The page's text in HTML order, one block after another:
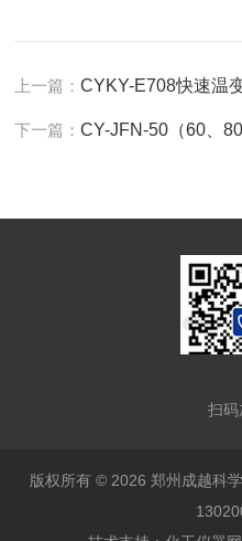
上一篇：CYKY-E708快速温
下一篇：CY-JFN-50（60、
扫码
版权所有 © 2026 郑州成越科